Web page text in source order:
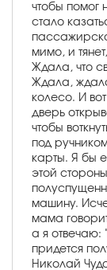
чтобы помог
стало
мимо, и
Ждала, что
Ждала,
колесо. И
дверь
чтобы
под
карты. Я бы
этой
машину.
мама
а я отвечаю:
придется
Николай